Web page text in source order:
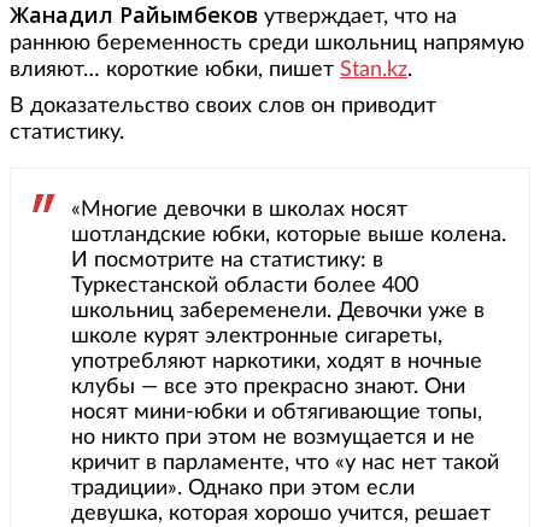
Жанадил Райымбеков утверждает, что на
раннюю беременность среди школьниц напрямую
влияют… короткие юбки, пишет Stan.kz.
В доказательство своих слов он приводит
статистику.
«Многие девочки в школах носят
шотландские юбки, которые выше колена.
И посмотрите на статистику: в
Туркестанской области более 400
школьниц забеременели. Девочки уже в
школе курят электронные сигареты,
употребляют наркотики, ходят в ночные
клубы — все это прекрасно знают. Они
носят мини-юбки и обтягивающие топы,
но никто при этом не возмущается и не
кричит в парламенте, что «у нас нет такой
традиции». Однако при этом если
девушка, которая хорошо учится, решает